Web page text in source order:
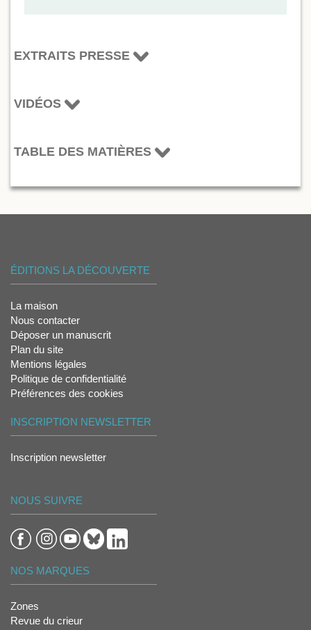
EXTRAITS PRESSE
VIDÉOS
TABLE DES MATIÈRES
ÉDITIONS LA DÉCOUVERTE
La maison
Nous contacter
Déposer un manuscrit
Plan du site
Mentions légales
Politique de confidentialité
Préférences des cookies
INSCRIPTION NEWSLETTER
Inscription newsletter
NOUS SUIVRE
NOS MARQUES
Zones
Revue du crieur